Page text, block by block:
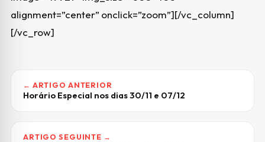
alignment=”center” onclick=”zoom”][/vc_column]
[/vc_row]
← ARTIGO ANTERIOR
Horário Especial nos dias 30/11 e 07/12
ARTIGO SEGUINTE →